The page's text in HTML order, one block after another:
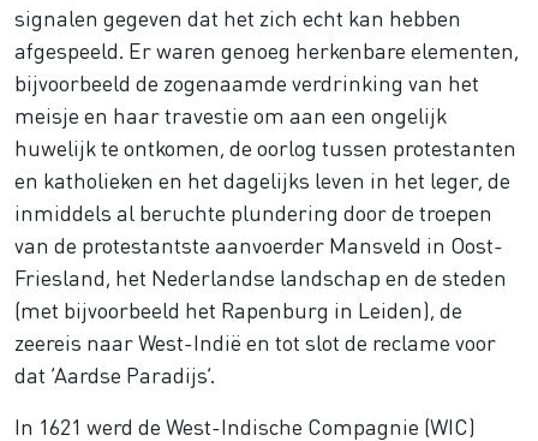
signalen gegeven dat het zich echt kan hebben
afgespeeld. Er waren genoeg herkenbare elementen,
bijvoorbeeld de zogenaamde verdrinking van het
meisje en haar travestie om aan een ongelijk
huwelijk te ontkomen, de oorlog tussen protestanten
en katholieken en het dagelijks leven in het leger, de
inmiddels al beruchte plundering door de troepen
van de protestantste aanvoerder Mansveld in Oost-
Friesland, het Nederlandse landschap en de steden
(met bijvoorbeeld het Rapenburg in Leiden), de
zeereis naar West-Indië en tot slot de reclame voor
dat ‘Aardse Paradijs’.
In 1621 werd de West-Indische Compagnie (WIC)